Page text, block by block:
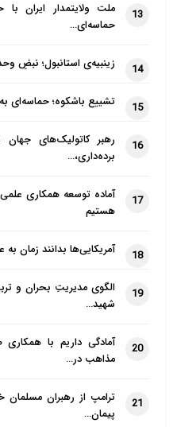
13
ملت ولایتمدار ایران
حماسه‌ای…
14 زینبیه‌ی استانبول؛
15 تشییع باشکوه؛ حماسه‌ای
16
رهبر کاتولیک‌های
برده‌داری،…
17
آماده توسعه همکاری
هستیم
18 آمریکایی‌ها بدانند زمان
19
الگوی مدیریتِ بحران و
شهید…
20
آمادگی داریم با
مذاهب در…
21
ترامپ از رهبران
پیمان…